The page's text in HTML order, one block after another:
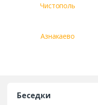
Чистополь
Азнакаево
Беседки